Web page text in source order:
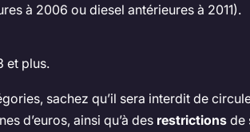
à 2006 ou diesel antérieures à 2011).
et plus.
sachez qu’il sera interdit de
d’euros, ainsi qu’à des restrictions de